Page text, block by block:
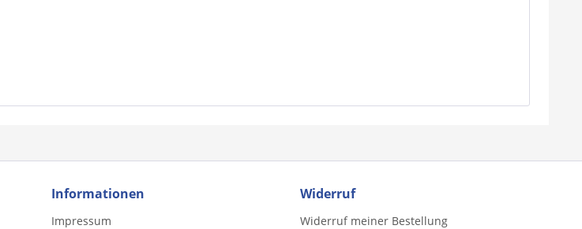
Informationen
Impressum
Widerruf
Widerruf meiner Bestellung